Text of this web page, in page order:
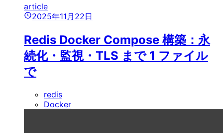
article
2025年11月22日
Redis Docker Compose 構築：永
続化・監視・TLS まで 1 ファイル
で
redis
Docker